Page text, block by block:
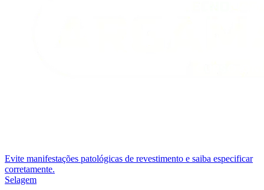
Evite manifestações patológicas de revestimento e saiba especificar
corretamente.
Selagem